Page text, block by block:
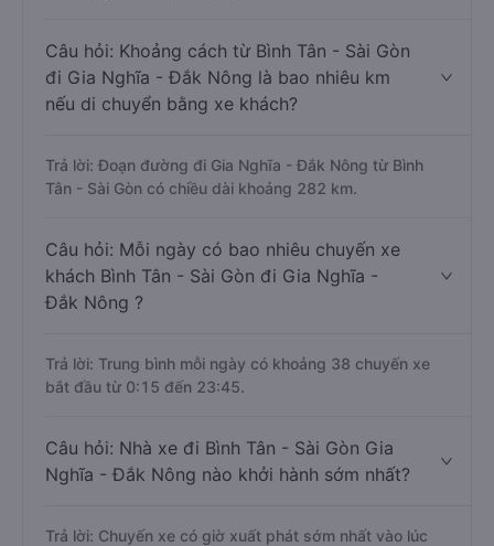
Câu hỏi: Khoảng cách từ Bình Tân - Sài Gòn
đi Gia Nghĩa - Đắk Nông là bao nhiêu km
nếu di chuyển bằng xe khách?
Trả lời: Đoạn đường đi Gia Nghĩa - Đắk Nông từ Bình
Tân - Sài Gòn có chiều dài khoảng 282 km.
Câu hỏi: Mỗi ngày có bao nhiêu chuyến xe
khách Bình Tân - Sài Gòn đi Gia Nghĩa -
Đắk Nông ?
Trả lời: Trung bình mỗi ngày có khoảng 38 chuyến xe
bắt đầu từ 0:15 đến 23:45.
Câu hỏi: Nhà xe đi Bình Tân - Sài Gòn Gia
Nghĩa - Đắk Nông nào khởi hành sớm nhất?
Trả lời: Chuyến xe có giờ xuất phát sớm nhất vào lúc